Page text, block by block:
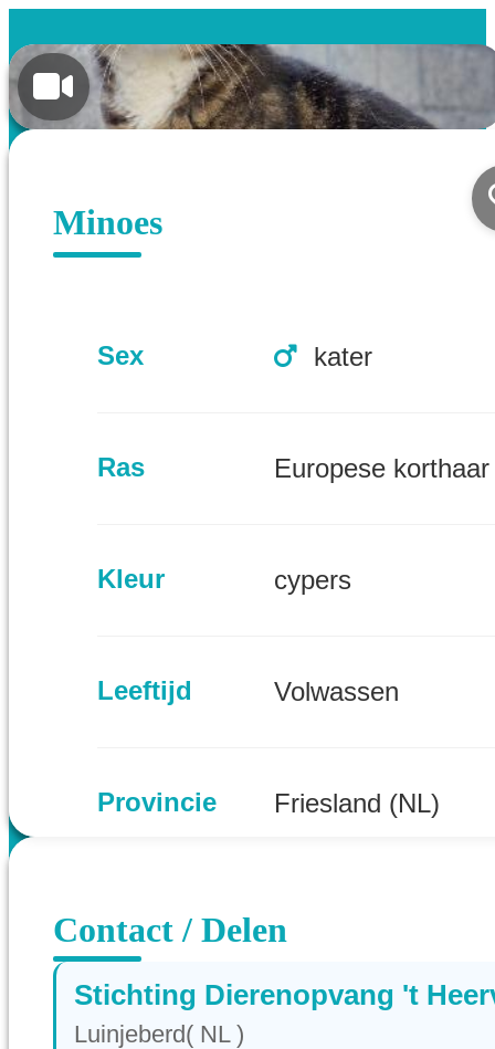
Minoes
Sex kater
Ras Europese korthaar
Kleur cypers
Leeftijd Volwassen
Provincie Friesland (NL)
Contact / Delen
Stichting Dierenopvang 't
Luinjeberd( NL )